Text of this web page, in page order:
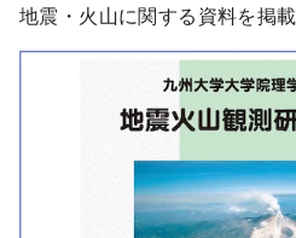
地震・火山に関する資料を掲載